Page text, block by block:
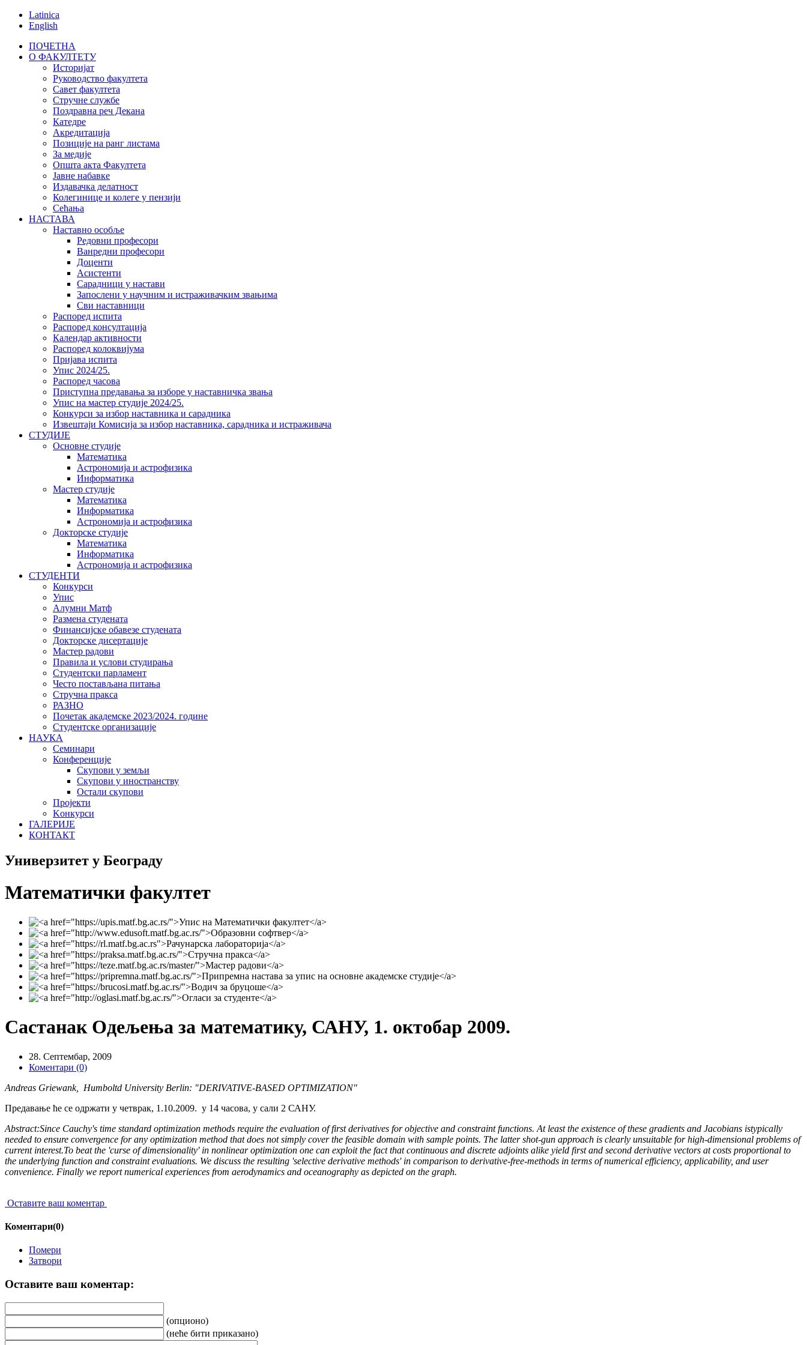
Latinica
English
ПОЧЕТНА
О ФАКУЛТЕТУ
Историјат
Руководство факултета
Савет факултета
Стручне службе
Поздравна реч Декана
Катедре
Акредитација
Позиције на ранг листама
За медије
Општа акта Факултета
Јавне набавке
Издавачка делатност
Колегинице и колеге у пензији
Сећања
НАСТАВА
Наставно особље
Редовни професори
Ванредни професори
Доценти
Асистенти
Сарадници у настави
Запослени у научним и истраживачким звањима
Сви наставници
Распоред испита
Распоред консултација
Календар активности
Распоред колоквијума
Пријава испита
Упис 2024/25.
Распоред часова
Приступна предавања за изборе у наставничка звања
Упис на мастер студије 2024/25.
Конкурси за избор наставника и сарадника
Извештаји Комисија за избор наставника, сарадника и истраживача
СТУДИЈЕ
Основне студије
Математика
Астрономија и астрофизика
Информатика
Мастер студије
Математика
Информатика
Астрономија и астрофизика
Докторске студије
Математика
Информатика
Астрономија и астрофизика
СТУДЕНТИ
Конкурси
Упис
Алумни Матф
Размена студената
Финансијске обавезе студената
Докторске дисертације
Мастер радови
Правила и услови студирања
Студентски парламент
Често постављана питања
Стручна пракса
РАЗНО
Почетак академске 2023/2024. године
Студентске организације
НАУКА
Семинари
Конференције
Скупови у земљи
Скупови у иностранству
Остали скупови
Пројекти
Koнкурси
ГАЛЕРИЈЕ
КОНТАКТ
Универзитет у Београду
Математички факултет
Састанак Одељења за математику, САНУ, 1. октобар 2009.
28. Септембар, 2009
Коментари (0)
Andreas Griewank, Humboltd University Berlin: "DERIVATIVE-BASED OPTIMIZATION"
Предавање ће се одржати у четврак, 1.10.2009. у 14 часова, у сали 2 САНУ.
Abstract:Since Cauchy's time standard optimization methods require the evaluation of first derivatives for objective and constraint functions. At least the existence of these gradients and Jacobians istypically
needed to ensure convergence for any optimization method that does not simply cover the feasible domain with sample points. The latter shot-gun approach is clearly unsuitable for high-dimensional problems of
current interest.To beat the 'curse of dimensionality' in nonlinear optimization one can exploit the fact that continuous and discrete adjoints alike yield first and second derivative vectors at costs proportional to
the underlying function and constraint evaluations. We discuss the resulting 'selective derivative methods' in comparison to derivative-free-methods in terms of numerical efficiency, applicability, and user
convenience. Finally we report numerical experiences from aerodynamics and oceanography as depicted on the graph.
Оставите ваш коментар
Коментари(0)
Помери
Затвори
Оставите ваш коментар:
(опционо)
(неће бити приказано)